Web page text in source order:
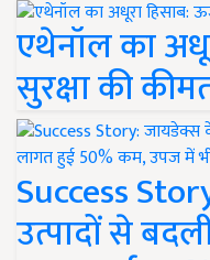
एथेनॉल का
सुरक्षा की
Success
उत्पादों से